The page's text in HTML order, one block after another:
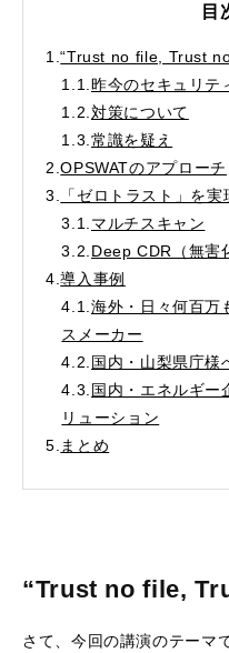
目
1.“Trust no file, Trust
1.1. 昨今のセキュリテ
1.2. 対策について
1.3. 常識を疑え
2.OPSWATのアプローチ
3.
「ゼロトラスト」を
3.1. マルチスキャン
3.2. Deep CDR（無害
4.導入事例
4.1. 海外・日々何百万
スメーカー
4.2. 国内・山梨県庁様
4.3. 国内・エネルギー
リューション
5. まとめ
“Trust no file,
さて、今回の講演のテーマ